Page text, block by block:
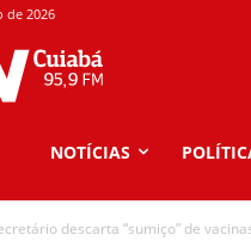
de 2026
NOTÍCIAS
descarta “sumiço” de